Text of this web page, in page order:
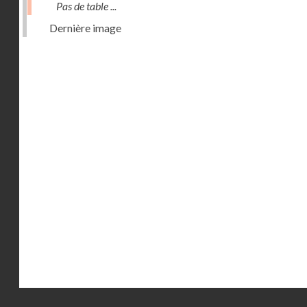
Pas de table ...
Dernière image